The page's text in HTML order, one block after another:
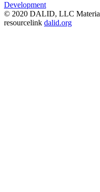
Development
© 2020 DALID, LLC
resourcelink dalid.org